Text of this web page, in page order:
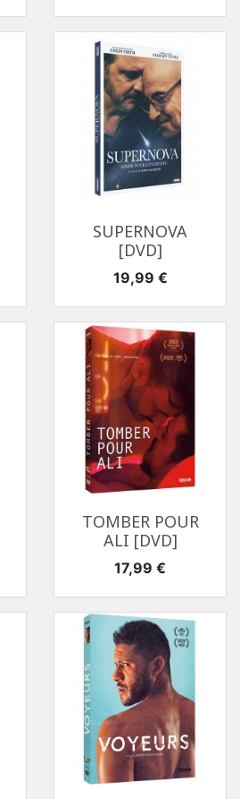
SUPERNOVA
[DVD]
Prix
19,99 €
TOMBER POUR
ALI [DVD]
Prix
17,99 €